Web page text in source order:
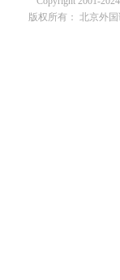
版权所有： 北京外